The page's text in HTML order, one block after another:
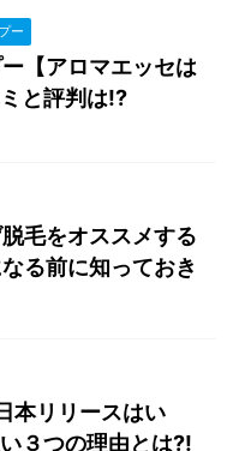
ー
【アロマエッセは
と評判は!?
毛をオススメする
る前に知っておき
本リリースはい
３つの理由とは?!